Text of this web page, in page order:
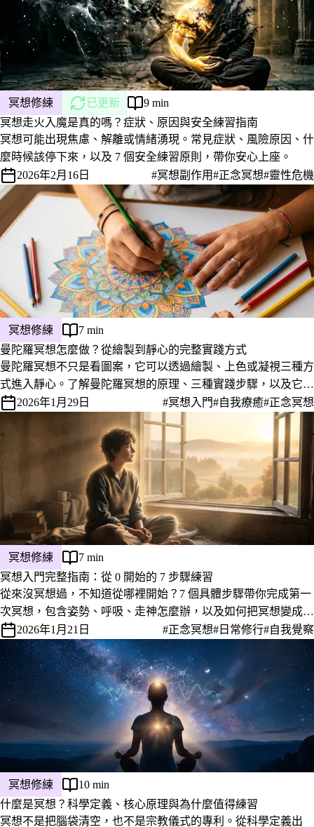
冥想修練 已更新
9 min
冥想走火入魔是真的嗎？症狀、原因與安全練習指南
冥想可能出現焦慮、解離或情緒湧現。常見症狀、風險原因、什
麼時候該停下來，以及 7 個安全練習原則，帶你安心上座。
2026年2月16日
#冥想副作用#正念冥想#靈性危機
冥想修練
7 min
曼陀羅冥想怎麼做？從繪製到靜心的完整實踐方式
曼陀羅冥想不只是看圖案，它可以透過繪製、上色或凝視三種方
式進入靜心。了解曼陀羅冥想的原理、三種實踐步驟，以及它對
靜心和自我覺察特別有幫助的原因。
2026年1月29日 #冥想入門#自我療癒#正念冥想
冥想修練
7 min
冥想入門完整指南：從 0 開始的 7 步驟練習
從來沒冥想過，不知道從哪裡開始？7 個具體步驟帶你完成第一
次冥想，包含姿勢、呼吸、走神怎麼辦，以及如何把冥想變成真
正的日常習慣。
2026年1月21日 #正念冥想#日常修行#自我覺察
冥想修練
10 min
什麼是冥想？科學定義、核心原理與為什麼值得練習
冥想不是把腦袋清空，也不是宗教儀式的專利。從科學定義出